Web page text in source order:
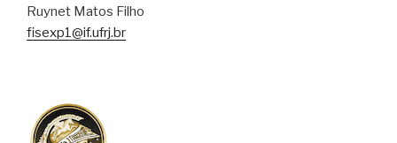
Ruynet Matos Filho
fisexp1@if.ufrj.br